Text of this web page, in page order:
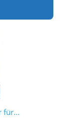
für...